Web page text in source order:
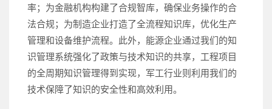
率；为金融机构构建了合规智库，确保业务操作的合
法合规；为制造企业打造了全流程知识库，优化生产
管理和设备维护流程。此外，能源企业通过我们的知
识管理系统强化了政策与技术知识的共享，工程项目
的全周期知识管理得到实现，军工行业则利用我们的
技术保障了知识的安全性和高效利用。